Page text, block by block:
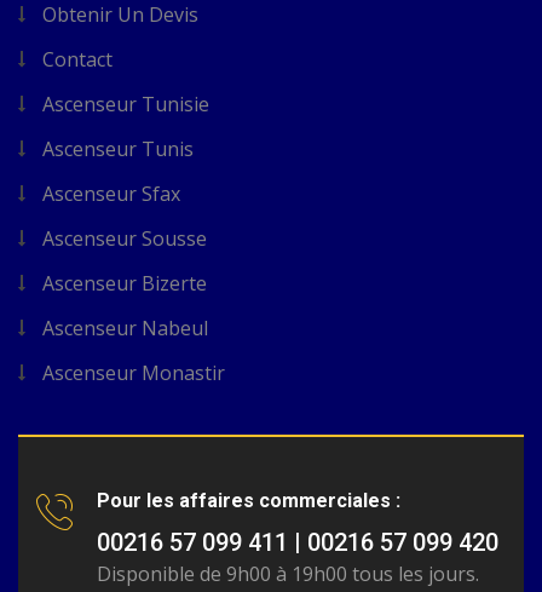
Obtenir Un Devis
Contact
Ascenseur Tunisie
Ascenseur Tunis
Ascenseur Sfax
Ascenseur Sousse
Ascenseur Bizerte
Ascenseur Nabeul
Ascenseur Monastir
Pour les affaires commerciales :
00216 57 099 411 | 00216 57 099 420
Disponible de 9h00 à 19h00 tous les jours.